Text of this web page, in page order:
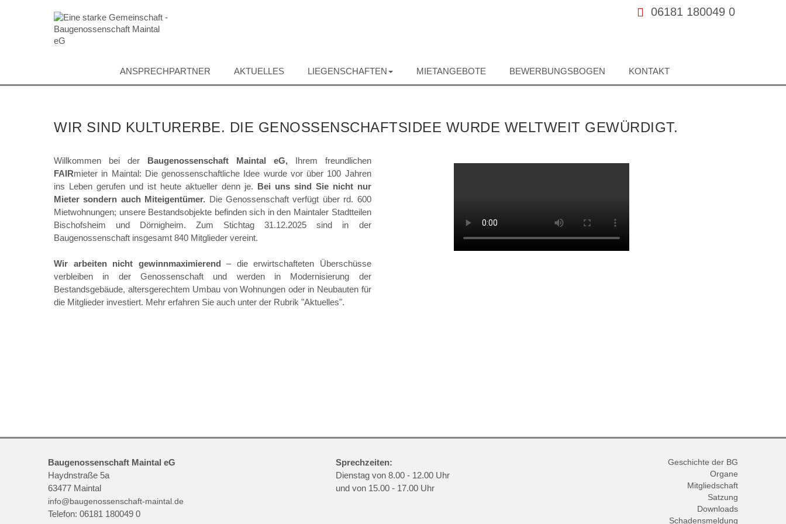
06181 180049 0
ANSPRECHPARTNER AKTUELLES LIEGENSCHAFTEN MIETANGEBOTE BEWERBUNGSBOGEN KONTAKT
WIR SIND KULTURERBE. DIE GENOSSENSCHAFTSIDEE WURDE WELTWEIT GEWÜRDIGT.
Willkommen bei der Baugenossenschaft Maintal eG, Ihrem freundlichen
FAIRmieter in Maintal: Die genossenschaftliche Idee wurde vor über 100 Jahren
ins Leben gerufen und ist heute aktueller denn je. Bei uns sind Sie nicht nur
Mieter sondern auch Miteigentümer. Die Genossenschaft verfügt über rd. 600
Mietwohnungen; unsere Bestandsobjekte befinden sich in den Maintaler Stadtteilen
Bischofsheim und Dörnigheim. Zum Stichtag 31.12.2025 sind in der
Baugenossenschaft insgesamt 840 Mitglieder vereint.
Wir arbeiten nicht gewinnmaximierend – die erwirtschafteten Überschüsse
verbleiben in der Genossenschaft und werden in Modernisierung der
Bestandsgebäude, altersgerechtem Umbau von Wohnungen oder in Neubauten für
die Mitglieder investiert. Mehr erfahren Sie auch unter der Rubrik "Aktuelles".
Baugenossenschaft Maintal eG
Haydnstraße 5a
63477 Maintal
info@baugenossenschaft-maintal.de
Telefon: 06181 180049 0
Sprechzeiten:
Dienstag von 8.00 - 12.00 Uhr
und von 15.00 - 17.00 Uhr
Geschichte der BG
Organe
Mitgliedschaft
Satzung
Downloads
Schadensmeldung